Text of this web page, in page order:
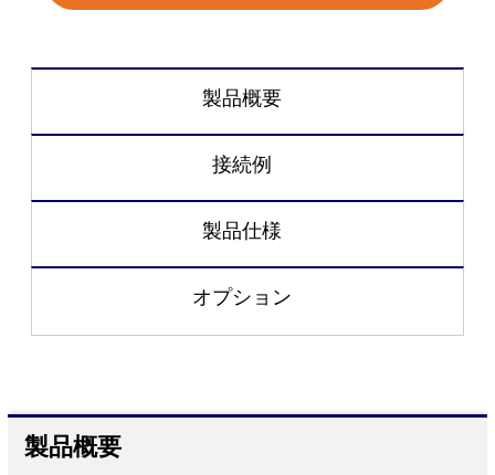
製品概要
接続例
製品仕様
オプション
製品概要